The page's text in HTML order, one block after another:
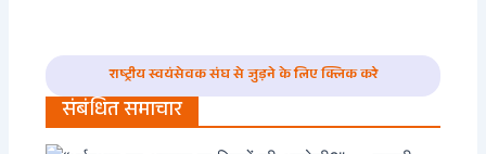
राष्ट्रीय स्वयंसेवक संघ से जुड़ने के लिए क्लिक करे
संबंधित समाचार